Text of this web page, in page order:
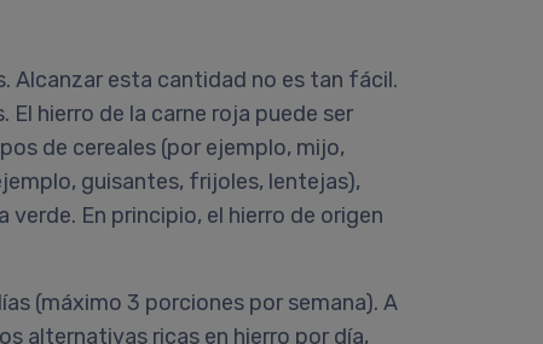
Alcanzar esta cantidad no es tan fácil.
hierro de la carne roja puede ser
de cereales (por ejemplo, mijo,
guisantes, frijoles, lentejas),
En principio, el hierro de origen
(máximo 3 porciones por semana). A
alternativas ricas en hierro por día,